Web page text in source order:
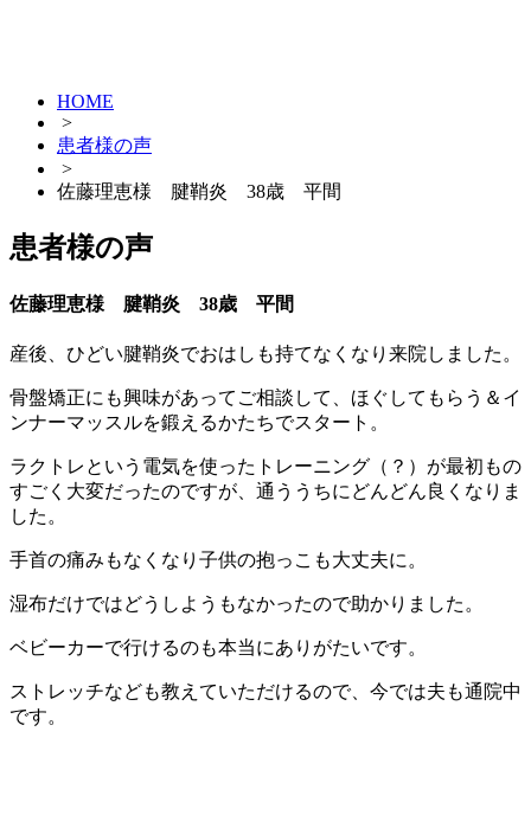
HOME
>
患者様の声
>
佐藤理恵様 腱鞘炎 38歳 平間
患者様の声
佐藤理恵様 腱鞘炎 38歳 平間
産後、ひどい腱鞘炎でおはしも持てなくなり来院しました。
骨盤矯正にも興味があってご相談して、ほぐしてもらう＆イ
ンナーマッスルを鍛えるかたちでスタート。
ラクトレという電気を使ったトレーニング（？）が最初もの
すごく大変だったのですが、通ううちにどんどん良くなりま
した。
手首の痛みもなくなり子供の抱っこも大丈夫に。
湿布だけではどうしようもなかったので助かりました。
ベビーカーで行けるのも本当にありがたいです。
ストレッチなども教えていただけるので、今では夫も通院中
です。